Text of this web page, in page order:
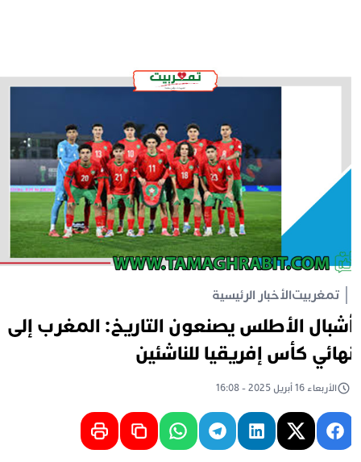
تمغربيتالأخبار الرئيسية
الأطلس يصنعون التاريخ: المغرب إلى
كأس إفريقيا للناشئين
الأربعاء 16 أبريل 2025 - 16:08